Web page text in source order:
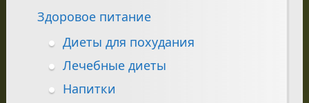
Здоровое питание
Диеты для похудания
Лечебные диеты
Напитки